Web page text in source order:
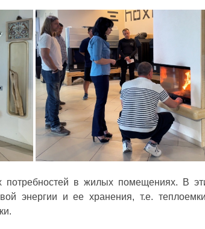
потребностей в жилых помещениях. В
энергии и ее хранения, т.е.